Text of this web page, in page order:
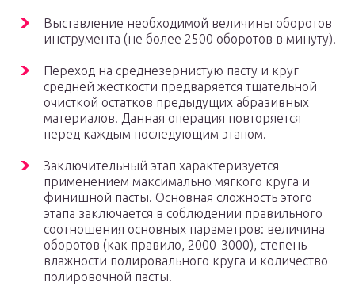
Выставление необходимой величины оборотов
инструмента (не более 2500 оборотов в минуту).
Переход на среднезернистую пасту и круг
средней жесткости предваряется тщательной
очисткой остатков предыдущих абразивных
материалов. Данная операция повторяется
перед каждым последующим этапом.
Заключительный этап характеризуется
применением максимально мягкого круга и
финишной пасты. Основная сложность этого
этапа заключается в соблюдении правильного
соотношения основных параметров: величина
оборотов (как правило, 2000-3000), степень
влажности полировального круга и количество
полировочной пасты.